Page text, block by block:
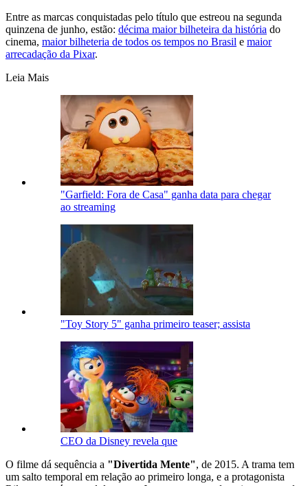
Entre as marcas conquistadas pelo título que estreou na segunda
quinzena de junho, estão: décima maior bilheteira da história do
cinema, maior bilheteria de todos os tempos no Brasil e maior
arrecadação da Pixar.
Leia Mais
"Garfield: Fora de Casa" ganha data para chegar
ao streaming
"Toy Story 5" ganha primeiro teaser; assista
CEO da Disney revela que
O filme dá sequência a "Divertida Mente", de 2015. A trama tem
um salto temporal em relação ao primeiro longa, e a protagonista